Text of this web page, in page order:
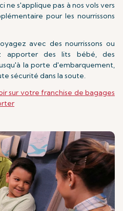
ne s'applique pas à nos vols vers
pour les nourrissons
avec des nourrissons ou
apporter des lits bébé, des
la porte d'embarquement,
sécurité dans la soute.
sur votre franchise de bagages